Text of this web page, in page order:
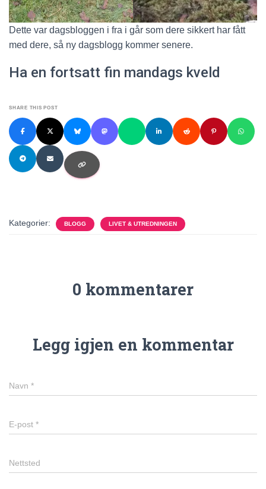
Dette var dagsbloggen i fra i går som dere sikkert har fått
med dere, så ny dagsblogg kommer senere.
Ha en fortsatt fin mandags kveld
SHARE THIS POST
Kategorier: BLOGG LIVET & UTREDNINGEN
0 kommentarer
Legg igjen en kommentar
Navn *
E-post *
Nettsted